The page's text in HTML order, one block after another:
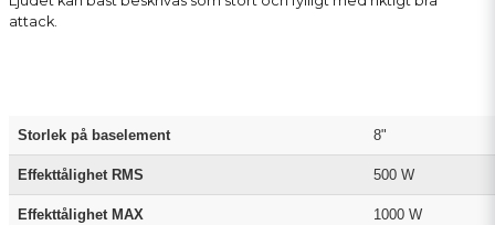
attack.
Storlek på baselement 8"
Effekttålighet RMS 500 W
Effekttålighet MAX 1000 W